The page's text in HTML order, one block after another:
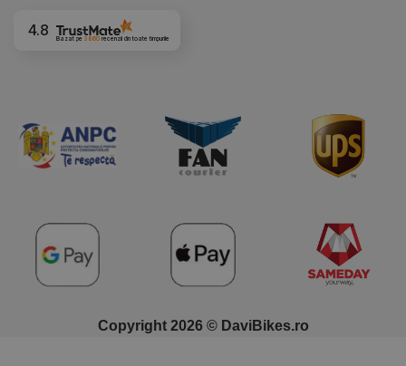
4.8 Bazat pe 3860 recenziidin toate timpurile
Copyright 2026 © DaviBikes.ro